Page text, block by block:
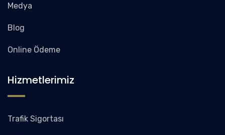
Medya
Blog
Online Ödeme
Hizmetlerimiz
Trafik Sigortası